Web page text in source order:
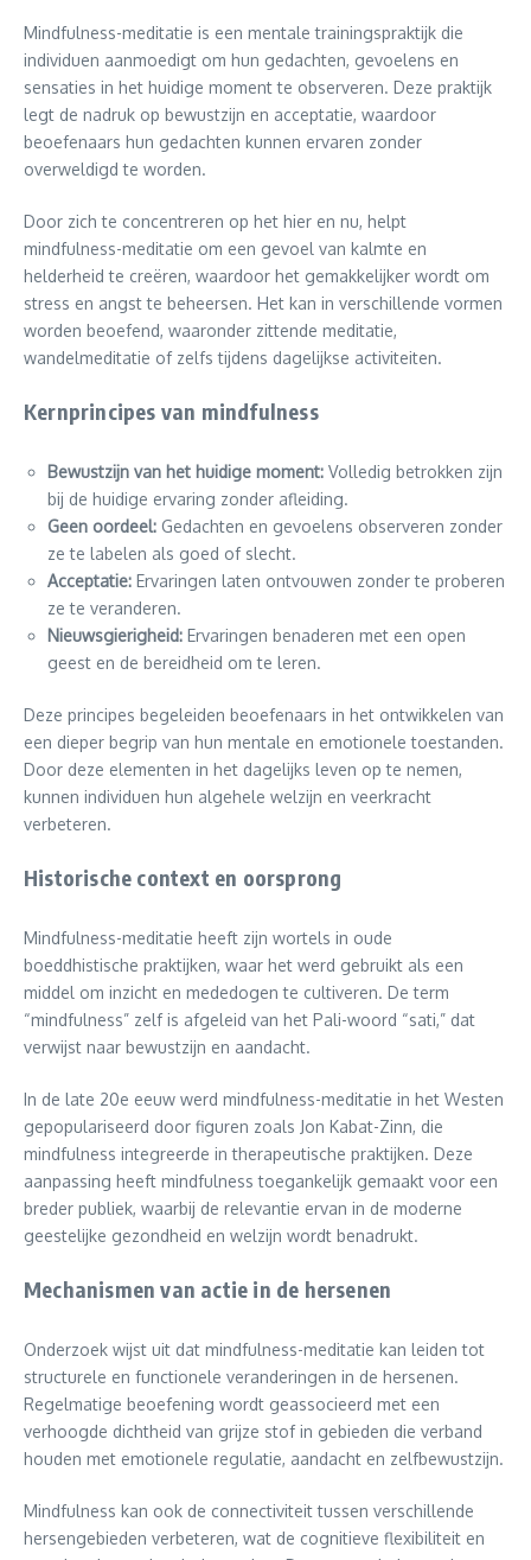
Mindfulness-meditatie is een mentale trainingspraktijk die
individuen aanmoedigt om hun gedachten, gevoelens en
sensaties in het huidige moment te observeren. Deze praktijk
legt de nadruk op bewustzijn en acceptatie, waardoor
beoefenaars hun gedachten kunnen ervaren zonder
overweldigd te worden.
Door zich te concentreren op het hier en nu, helpt
mindfulness-meditatie om een gevoel van kalmte en
helderheid te creëren, waardoor het gemakkelijker wordt om
stress en angst te beheersen. Het kan in verschillende vormen
worden beoefend, waaronder zittende meditatie,
wandelmeditatie of zelfs tijdens dagelijkse activiteiten.
Kernprincipes van mindfulness
Bewustzijn van het huidige moment: Volledig betrokken zijn
bij de huidige ervaring zonder afleiding.
Geen oordeel: Gedachten en gevoelens observeren zonder
ze te labelen als goed of slecht.
Acceptatie: Ervaringen laten ontvouwen zonder te proberen
ze te veranderen.
Nieuwsgierigheid: Ervaringen benaderen met een open
geest en de bereidheid om te leren.
Deze principes begeleiden beoefenaars in het ontwikkelen van
een dieper begrip van hun mentale en emotionele toestanden.
Door deze elementen in het dagelijks leven op te nemen,
kunnen individuen hun algehele welzijn en veerkracht
verbeteren.
Historische context en oorsprong
Mindfulness-meditatie heeft zijn wortels in oude
boeddhistische praktijken, waar het werd gebruikt als een
middel om inzicht en mededogen te cultiveren. De term
“mindfulness” zelf is afgeleid van het Pali-woord “sati,” dat
verwijst naar bewustzijn en aandacht.
In de late 20e eeuw werd mindfulness-meditatie in het Westen
gepopulariseerd door figuren zoals Jon Kabat-Zinn, die
mindfulness integreerde in therapeutische praktijken. Deze
aanpassing heeft mindfulness toegankelijk gemaakt voor een
breder publiek, waarbij de relevantie ervan in de moderne
geestelijke gezondheid en welzijn wordt benadrukt.
Mechanismen van actie in de hersenen
Onderzoek wijst uit dat mindfulness-meditatie kan leiden tot
structurele en functionele veranderingen in de hersenen.
Regelmatige beoefening wordt geassocieerd met een
verhoogde dichtheid van grijze stof in gebieden die verband
houden met emotionele regulatie, aandacht en zelfbewustzijn.
Mindfulness kan ook de connectiviteit tussen verschillende
hersengebieden verbeteren, wat de cognitieve flexibiliteit en